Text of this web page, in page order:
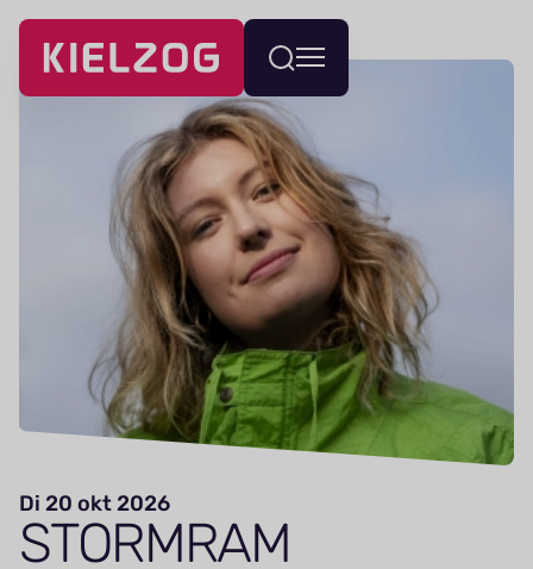
Navigatie
overslaan
Wissel
menu
Di 20 okt 2026
STORMRAM